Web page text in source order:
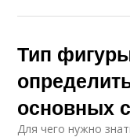
Тип
основных
Для чего нужно